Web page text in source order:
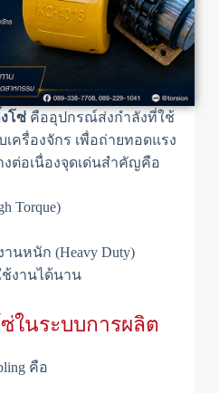
โซ่คืออุปกรณ์ส่งกำลังที่ใช้
ครื่องจักร เพื่อถ่ายทอดแรง
ต่อเนื่องจุดเด่นสำคัญคือ
Torque)
นหนัก (Heavy Duty)
ช้งานได้นาน
ในระบบการผลิต
คือ